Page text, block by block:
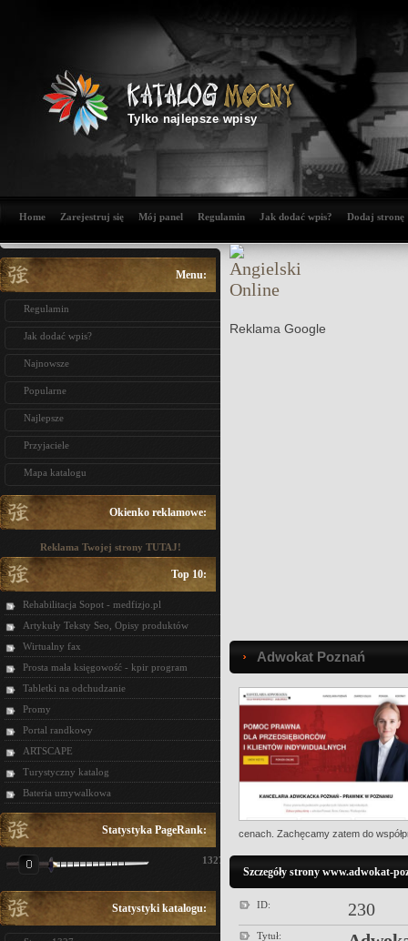
Tylko najlepsze wpisy
Home Zarejestruj się Mój panel Regulamin Jak dodać wpis? Dodaj stronę
Menu:
Regulamin
Jak dodać wpis?
Najnowsze
Popularne
Najlepsze
Przyjaciele
Mapa katalogu
Okienko reklamowe:
Reklama Twojej strony TUTAJ!
Top 10:
Rehabilitacja Sopot - medfizjo.pl
Artykuły Teksty Seo, Opisy produktów
Wirtualny fax
Prosta mała księgowość - kpir program
Tabletki na odchudzanie
Promy
Portal randkowy
ARTSCAPE
Turystyczny katalog
Bateria umywalkowa
Statystyka PageRank:
1327
Statystyki katalogu:
Reklama Google
Adwokat Poznań
cenach. Zachęcamy zatem do
Szczegóły strony www.adwokat-
ID: 230
Tytuł: